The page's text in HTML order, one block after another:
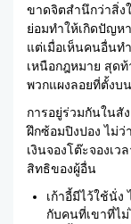
ขาดจิตสำนึกว่าสิ่ง
ย่อมทำให้เกิดปัญห
แต่เมื่อเห็นคนอื่นท
เหนือกฎหมาย สุด
พวกแผงลอยที่ตั้งบ
การอยู่ร่วมกันในสั
ฝึกซ้อมปิงปอง ไม่
เงินจองโต๊ะจองเ
สิทธิของผู้อื่น
เก้าอี้มีไว้ใช้นั่ง
กับคนที่เขาที่ไ